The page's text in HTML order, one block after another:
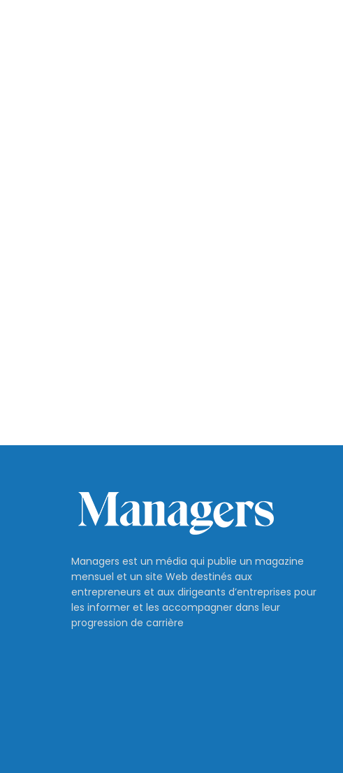
Managers est un média qui publie un magazine
mensuel et un site Web destinés aux
entrepreneurs et aux dirigeants d’entreprises pour
les informer et les accompagner dans leur
progression de carrière